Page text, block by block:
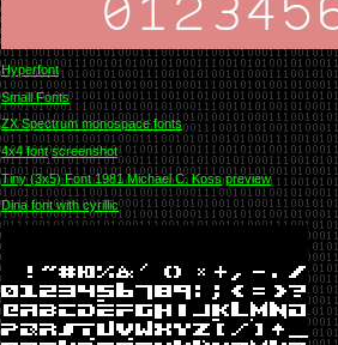
Hyperfont
Small Fonts
ZX Spectrum monospace fonts
4x4 font screenshot
Tiny (3x5) Font 1981 Michael C. Koss preview
Dina font with cyrillic